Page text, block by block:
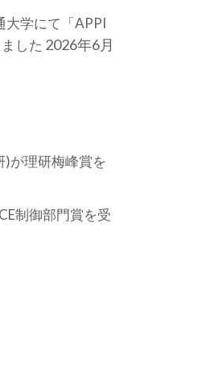
大学にて「APPI
した 2026年6月
)が理研梅峰賞を
制御部門賞を受